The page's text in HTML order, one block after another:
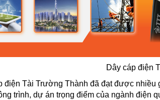
Dây cáp điện
điện Tài Trường Thành đã đạt được
trình, dự án trọng điểm của ngành điện